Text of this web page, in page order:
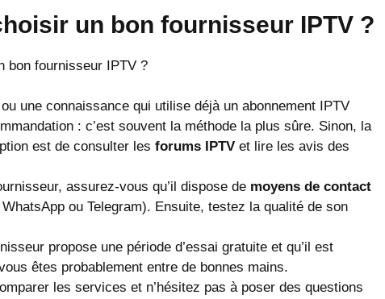
un bon fournisseur IPTV ?
une connaissance qui utilise déjà un abonnement IPTV
: c’est souvent la méthode la plus sûre. Sinon, la
est de consulter les forums IPTV et lire les avis des
assurez-vous qu’il dispose de moyens de contact
ou Telegram). Ensuite, testez la qualité de son
propose une période d’essai gratuite et qu’il est
êtes probablement entre de bonnes mains.
les services et n’hésitez pas à poser des questions